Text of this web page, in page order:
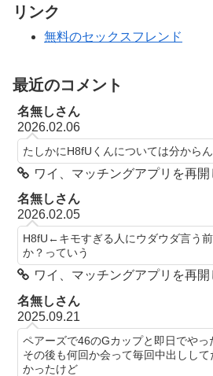
リンク
無料のセックスフレンド
最近のコメント
名無しさん
2026.02.06
たしかにH8fUくんについては分から
ワイ、マッチングアプリを再開
名無しさん
2026.02.05
H8fU←キモすぎる人にウダウダ言う
か？っていう
ワイ、マッチングアプリを再開
名無しさん
2025.09.21
ペアーズで46のGカップと即日でやっ
その後も何回か会って毎回中出しし
かったけど